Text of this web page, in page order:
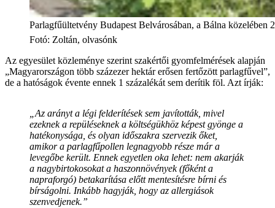
Parlagfűültetvény Budapest Belvárosában, a Bálna közelében
Fotó: Zoltán, olvasónk
Az egyesület közleménye szerint szakértői gyomfelmérések alapján
„Magyarországon több százezer hektár erősen fertőzött parlagfűvel”,
de a hatóságok évente ennek 1 százalékát sem derítik föl. Azt írják:
„Az arányt a légi felderítések sem javították, mivel
ezeknek a repüléseknek a költségükhöz képest gyönge a
hatékonysága, és olyan időszakra szervezik őket,
amikor a parlagfűpollen legnagyobb része már a
levegőbe került. Ennek egyetlen oka lehet: nem akarják
a nagybirtokosokat a haszonnövények (főként a
napraforgó) betakarítása előtt mentesítésre bírni és
bírságolni. Inkább hagyják, hogy az allergiások
szenvedjenek.”